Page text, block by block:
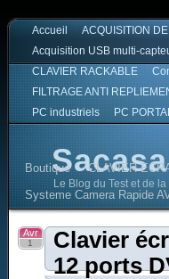
Accueil ACQUISITION
Acquisition USB multi-
CLAVIER RACKABLE
FILTRAGE ANTI
PC industriels
PC
Le Blog du Test et de
Boutique CLAVIER
Systeme Camera Rapide
Clavier
12 ports
Avr
1